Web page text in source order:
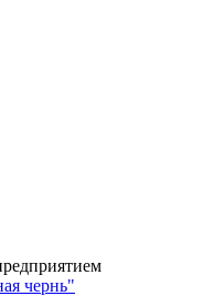
чернь"